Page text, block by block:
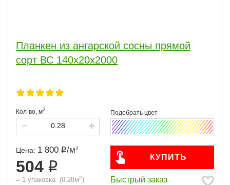
Планкен из ангарской сосны прямой
сорт ВС 140x20x2000
Кол-во, м2
Цена: 1 800 /м2
504
= 1 упаковка (0,28м2)
КУПИТЬ
Быстрый заказ